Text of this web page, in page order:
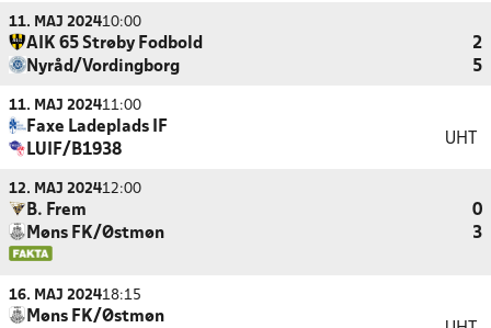
11. MAJ 202410:00
AIK 65 Strøby Fodbold
2
Nyråd/Vordingborg
5
11. MAJ 202411:00
Faxe Ladeplads IF
LUIF/B1938
UHT
12. MAJ 202412:00
B. Frem
0
Møns FK/Østmøn
3
16. MAJ 202418:15
Møns FK/Østmøn